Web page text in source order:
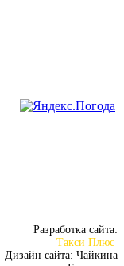
Разработка сайта:
Такси Плюс
Дизайн сайта: Чайкина